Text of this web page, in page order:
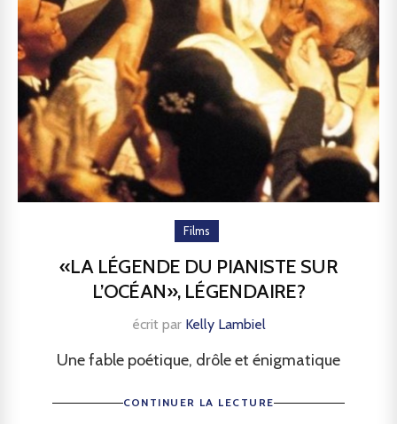
Films
«LA LÉGENDE DU PIANISTE SUR
L’OCÉAN», LÉGENDAIRE?
écrit par Kelly Lambiel
Une fable poétique, drôle et énigmatique
CONTINUER LA LECTURE